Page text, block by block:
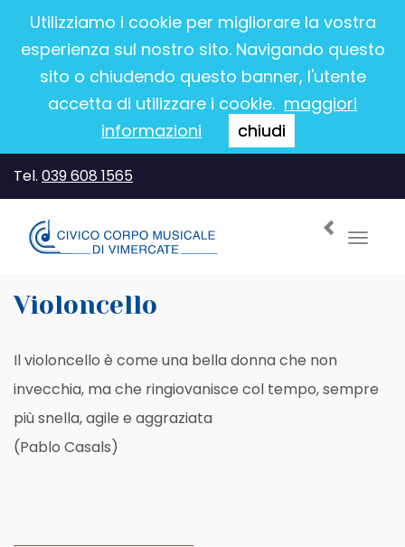
Utilizziamo i cookie per migliorare la vostra
esperienza sul nostro sito. Navigando questo
sito o chiudendo questo banner, l'utente
accetta di utilizzare i cookie. maggiori
informazioni
chiudi
Tel. 039 608 1565
Violoncello
Il violoncello è come una bella donna che non
invecchia, ma che ringiovanisce col tempo, sempre
più snella, agile e aggraziata
(Pablo Casals)